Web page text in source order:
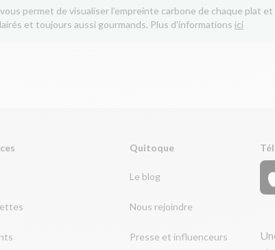
permet de visualiser l’empreinte carbone de chaque plat
et toujours aussi gourmands. Plus d'informations ici
Quitoque
Le blog
Nous rejoindre
Presse et influenceurs